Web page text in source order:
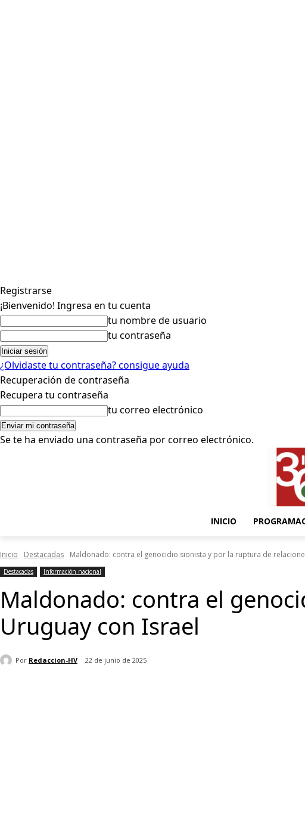
Registrarse
¡Bienvenido! Ingresa en tu cuenta
tu nombre de usuario
tu contraseña
¿Olvidaste tu contraseña? consigue ayuda
Recuperación de contraseña
Recupera tu contraseña
tu correo electrónico
Se te ha enviado una contraseña por correo electrónico.
INICIO
Inicio Destacadas Maldonado: contra el genocidio sionista y por la ruptura de
Destacadas Información nacional
Maldonado: contra el
Uruguay con Israel
Por Redaccion-HV 22 de junio de 2025